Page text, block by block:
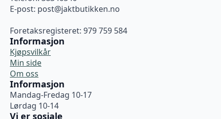
E-post: post@jaktbutikken.no
Foretaksregisteret: 979 759 584
Informasjon
Kjøpsvilkår
Min side
Om oss
Informasjon
Mandag-Fredag 10-17
Lørdag 10-14
Vi er sosiale